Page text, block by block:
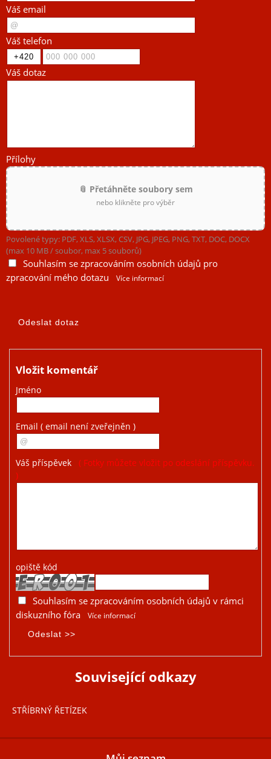
Váš email
Váš telefon
Váš dotaz
Přílohy
📎 Přetáhněte soubory sem
nebo klikněte pro výběr
Povolené typy: PDF, XLS, XLSX, CSV, JPG, JPEG, PNG, TXT, DOC, DOCX
(max 10 MB / soubor, max 5 souborů)
Souhlasím se zpracováním osobních údajů pro
zpracování mého dotazu
Více informací
Vložit komentář
Jméno
Email ( email není zveřejněn )
Váš příspěvek
( Fotky můžete vložit po odeslání příspěvku.
)
opiště kód
Souhlasím se zpracováním osobních údajů v rámci
diskuzního fóra
Více informací
Související odkazy
STŘÍBRNÝ ŘETÍZEK